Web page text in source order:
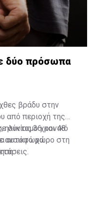
δύο πρόσωπα
βράδυ στην
από περιοχή της
σύντομο χρονικό
ανοικτό χώρο στη
36 και 48
αυτόφωρα